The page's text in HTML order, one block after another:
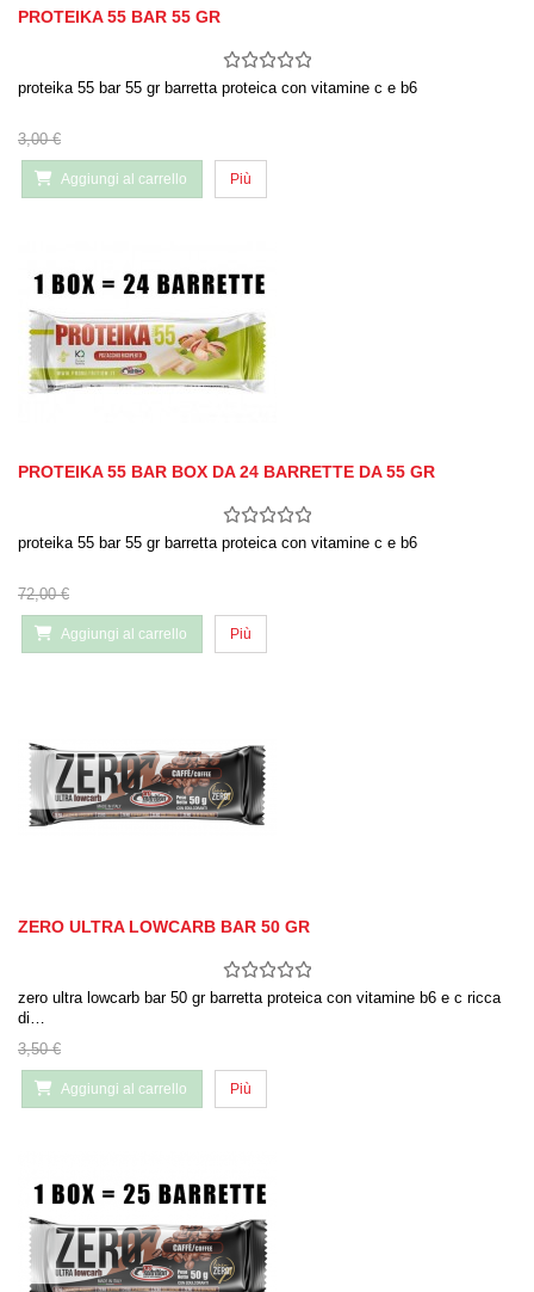
PROTEIKA 55 BAR 55 GR
proteika 55 bar 55 gr barretta proteica con vitamine c e b6
3,00 €
Aggiungi al carrello Più
PROTEIKA 55 BAR BOX DA 24 BARRETTE DA 55 GR
proteika 55 bar 55 gr barretta proteica con vitamine c e b6
72,00 €
Aggiungi al carrello Più
ZERO ULTRA LOWCARB BAR 50 GR
zero ultra lowcarb bar 50 gr barretta proteica con vitamine b6 e c ricca
di…
3,50 €
Aggiungi al carrello Più